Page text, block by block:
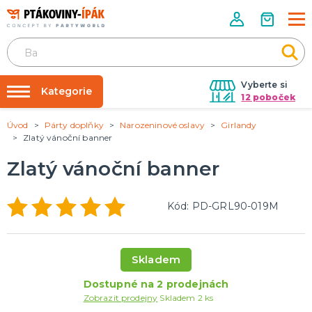
Vyberte si
12 poboček
Půjčovna kostýmů
Nafukování balónků
Prodejny
Rozvoz
Kategorie
PÁRTY DOPLŇKY
Tématické párty
KARNEVALOVÉ KOSTÝMY
Kostýmy pro dospělé
Kostýmy pro děti
DOPLŇKY A MAKEUP
Make-up, dekorace na kůži, tetování, umělé řasy
Úvod Párty doplňky Narozeninové oslavy
Girlandy
Zlatý vánoční banner
Zlatý vánoční banner
Kód: PD-GRL90-019M
Skladem
Dostupné na 2 prodejnách
Zobrazit prodejny Skladem 2 ks